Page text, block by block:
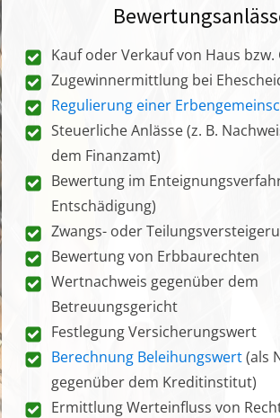
Kauf oder Verkauf von Haus
Zugewinnermittlung bei
Regulierung einer
Steuerliche Anlässe (z. B.
dem Finanzamt)
Bewertung im
Entschädigung)
Zwangs- oder
Bewertung von Erbbaurechten
Wertnachweis gegenüber dem
Betreuungsgericht
Festlegung Versicherungswert
Berechnung Beleihungswert(als
gegenüber dem Kreditinstitut)
Ermittlung Werteinfluss von